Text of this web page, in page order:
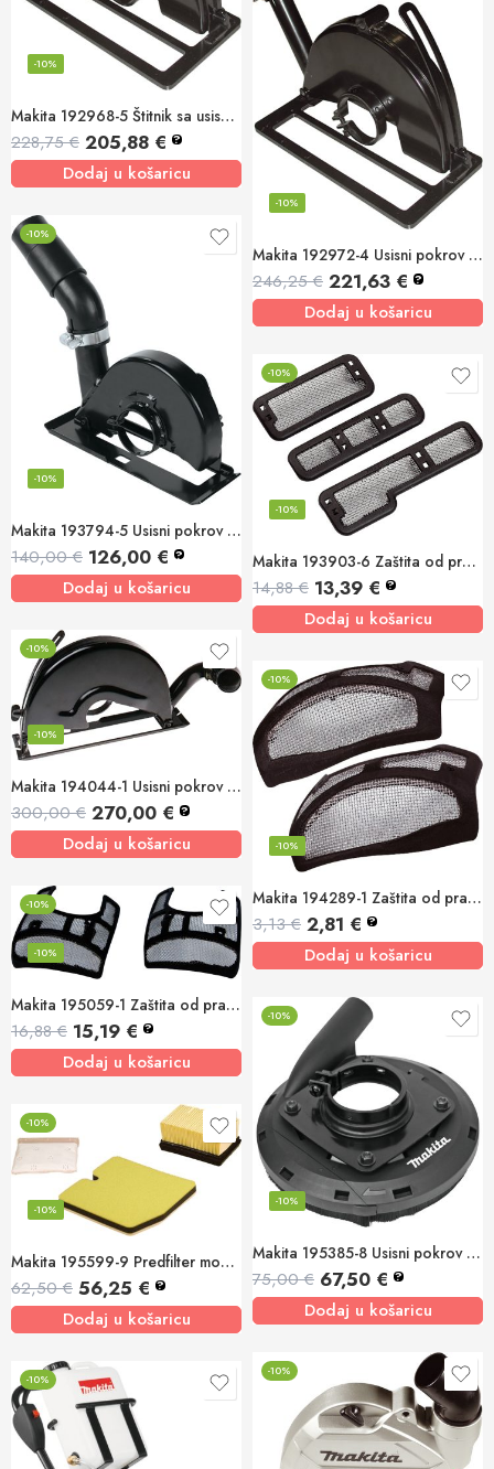
Makita 192968-5 Štitnik sa usisom za prašinu 115/125mm
-10%
228,75€ 205,88 € ?
Dodaj u košaricu
Makita 192972-4 Usisni pokrov za kutnu brusilicu bez spojnice
-10%
246,25€ 221,63 € ?
Dodaj u košaricu
-10%
Makita 193794-5 Usisni pokrov za kutnu brusilicu 115/125mm
-10%
140,00€ 126,00 € ?
Dodaj u košaricu
-10%
Makita 193903-6 Zaštita od prašine
-10%
14,88€ 13,39 € ?
Dodaj u košaricu
-10%
Makita 194044-1 Usisni pokrov za kutnu brusilicu 180/230mm
-10%
300,00€ 270,00 € ?
Dodaj u košaricu
-10%
Makita 194289-1 Zaštita od prašine GA9020
-10%
3,13€ 2,81 € ?
Dodaj u košaricu
-10%
Makita 195059-1 Zaštita od prašine
-10%
16,88€ 15,19 € ?
Dodaj u košaricu
-10%
Makita 195385-8 Usisni pokrov za brušenje 180/230mm
-10%
75,00€ 67,50 € ?
Dodaj u košaricu
-10%
Makita 195599-9 Predfilter mokri 5kom,Papirni filter suhi tip 1kom
-10%
62,50€ 56,25 € ?
Dodaj u košaricu
-10%
-10%